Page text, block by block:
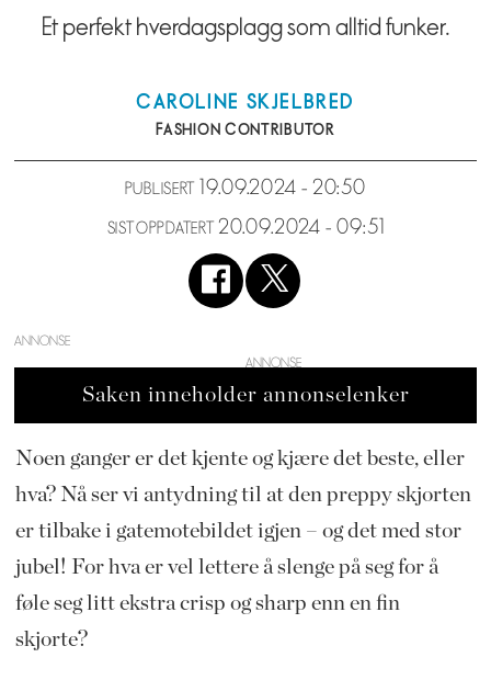
Et perfekt hverdagsplagg som alltid funker.
CAROLINE SKJELBRED
FASHION CONTRIBUTOR
PUBLISERT 19.09.2024 - 20:50
SIST OPPDATERT 20.09.2024 - 09:51
ANNONSE
Saken inneholder annonselenker
Noen ganger er det kjente og kjære det beste, eller
hva? Nå ser vi antydning til at den preppy skjorten
er tilbake i gatemotebildet igjen – og det med stor
jubel! For hva er vel lettere å slenge på seg for å
føle seg litt ekstra crisp og sharp enn en fin
skjorte?